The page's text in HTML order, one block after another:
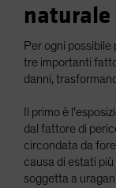
naturale
Per ogni
tre importanti
danni,
Il primo è
dal fattore di
circondata da
causa di estati
soggetta a